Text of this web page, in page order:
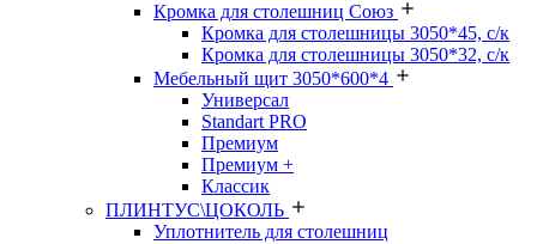
Кромка для столешниц Союз
Кромка для столешницы 3050*45, с/к
Кромка для столешницы 3050*32, с/к
Мебельный щит 3050*600*4
Универсал
Standart PRO
Премиум
Премиум +
Классик
ПЛИНТУС\ЦОКОЛЬ
Уплотнитель для столешниц